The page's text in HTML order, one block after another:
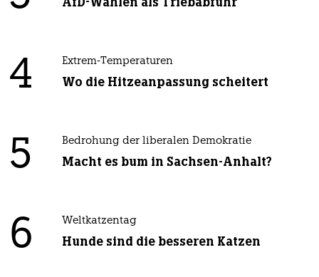
4 Extrem-Temperaturen
Wo die Hitzeanpassung scheitert
5 Bedrohung der liberalen Demokratie
Macht es bum in Sachsen-Anhalt?
6 Weltkatzentag
Hunde sind die besseren Katzen